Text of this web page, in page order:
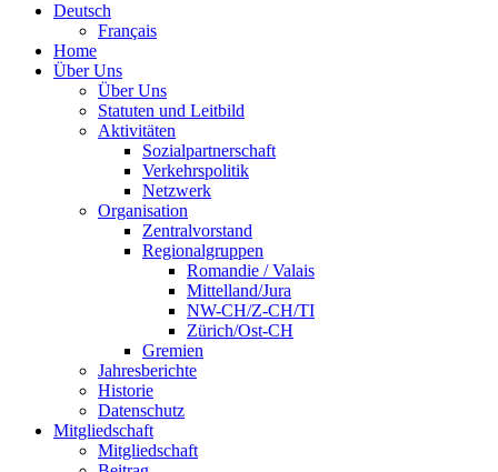
Deutsch
Français
Home
Über Uns
Über Uns
Statuten und Leitbild
Aktivitäten
Sozialpartnerschaft
Verkehrspolitik
Netzwerk
Organisation
Zentralvorstand
Regionalgruppen
Romandie / Valais
Mittelland/Jura
NW-CH/Z-CH/TI
Zürich/Ost-CH
Gremien
Jahresberichte
Historie
Datenschutz
Mitgliedschaft
Mitgliedschaft